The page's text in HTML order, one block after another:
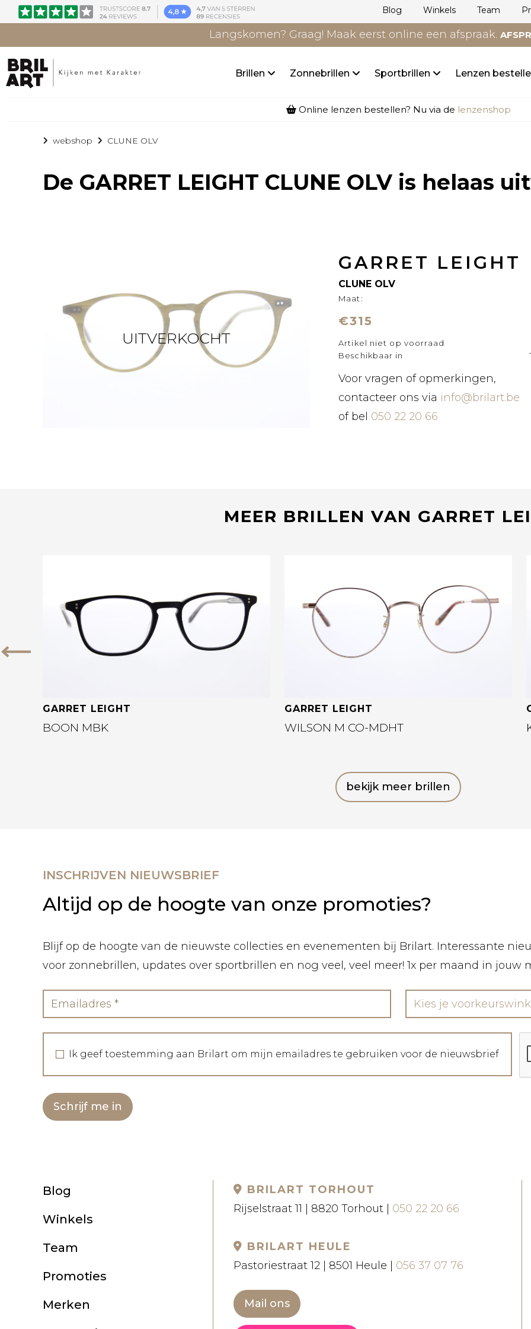
Blog Winkels Team
Langskomen? Graag! Maak eerst online een afspraak.
Brillen Zonnebrillen Sportbrillen Lenzen
Online lenzen bestellen? Nu via de lenzenshop
webshop CLUNE OLV
De GARRET LEIGHT CLUNE OLV is helaas
UITVERKOCHT
GARRET LEIGHT
CLUNE OLV
Maat:
€315
Artikel niet op voorraad
Beschikbaar in
Voor vragen of opmerkingen,
contacteer ons via info@brilart.be
of bel 050 22 20 66
MEER BRILLEN VAN GARRET
Vorige
GARRET LEIGHT
BOON MBK
Bekijk deze bril
GARRET LEIGHT
WILSON M CO-MDHT
bekijk meer brillen
INSCHRIJVEN NIEUWSBRIEF
Altijd op de hoogte van onze promoties?
Blijf op de hoogte van de nieuwste collecties en evenementen bij Brilart. Interessante
voor zonnebrillen, updates over sportbrillen en nog veel, veel meer! 1x per maand in jouw
Kies je
Ik geef toestemming aan Brilart om mijn emailadres te gebruiken voor de nieuwsbrief
Schrijf me in
Blog
Winkels
Team
Promoties
Merken
BRILART TORHOUT
Rijselstraat 11 | 8820 Torhout | 050 22 20 66
BRILART HEULE
Pastoriestraat 12 | 8501 Heule | 056 37 07 76
Mail ons